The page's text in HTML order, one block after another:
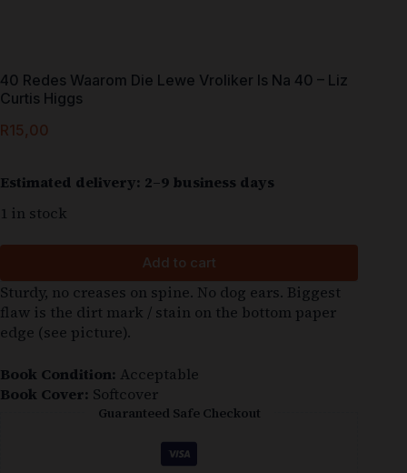
40 Redes Waarom Die Lewe Vroliker Is Na 40 – Liz
Curtis Higgs
R15,00
Estimated delivery: 2–9 business days
1 in stock
Add to cart
Sturdy, no creases on spine. No dog ears. Biggest
flaw is the dirt mark / stain on the bottom paper
edge (see picture).
Book Condition: Acceptable
Book Cover: Softcover
Guaranteed Safe Checkout